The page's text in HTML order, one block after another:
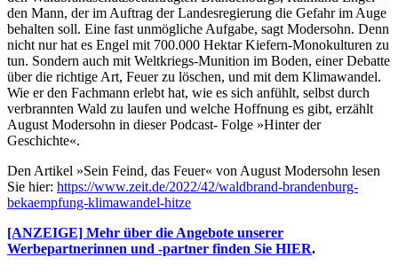
den Mann, der im Auftrag der Landesregierung die Gefahr im Auge
behalten soll. Eine fast unmögliche Aufgabe, sagt Modersohn. Denn
nicht nur hat es Engel mit 700.000 Hektar Kiefern-Monokulturen zu
tun. Sondern auch mit Weltkriegs-Munition im Boden, einer Debatte
über die richtige Art, Feuer zu löschen, und mit dem Klimawandel.
Wie er den Fachmann erlebt hat, wie es sich anfühlt, selbst durch
verbrannten Wald zu laufen und welche Hoffnung es gibt, erzählt
August Modersohn in dieser Podcast- Folge »Hinter der
Geschichte«.
Den Artikel »Sein Feind, das Feuer« von August Modersohn lesen
Sie hier: https://www.zeit.de/2022/42/waldbrand-brandenburg-
bekaempfung-klimawandel-hitze
[ANZEIGE] Mehr über die Angebote unserer
Werbepartnerinnen und -partner finden Sie HIER.